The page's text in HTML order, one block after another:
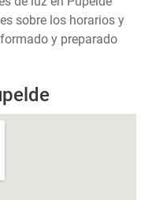
sobre los horarios y
y preparado